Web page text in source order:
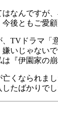
なんですが
後ともご愛
TVドラマ「
いじゃない
は『伊園家
くなられま
したばかりで